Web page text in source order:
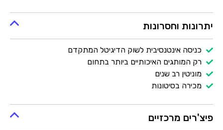
יתרונות וחסרונות
כניסה אינטנסיבית לשוק הדיגיטל המתקדם
רק המותגים האיכותיים ביותר בתחום
מוניטין רב שנים
מכירה בסיטונות
פיצ'רים מרכזיים